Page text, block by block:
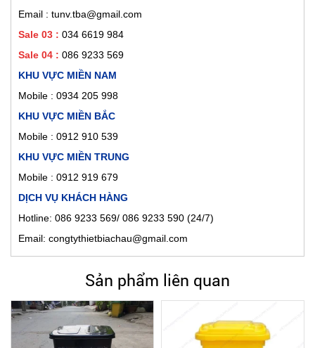
Email : tunv.tba@gmail.com
Sale 03 : 034 6619 984
Sale 04 : 086 9233 569
KHU VỰC MIỀN NAM
Mobile : 0934 205 998
KHU VỰC MIỀN BẮC
Mobile : 0912 910 539
KHU VỰC MIỀN TRUNG
Mobile : 0912 919 679
DỊCH VỤ KHÁCH HÀNG
Hotline: 086 9233 569/ 086 9233 590 (24/7)
Email: congtythietbiachau@gmail.com
Sản phẩm liên quan